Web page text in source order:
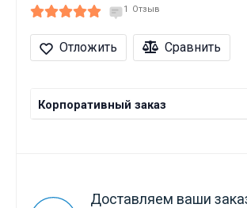
1 Отзыв
Отложить Сравнить
Корпоративный заказ
Доставляем ваши